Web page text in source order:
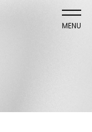
MENU